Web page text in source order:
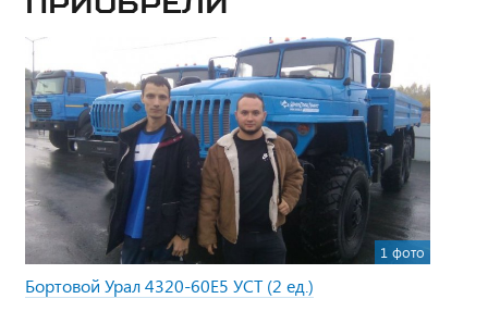
1 фото
Бортовой Урал 4320-60Е5 УСТ (2 ед.)